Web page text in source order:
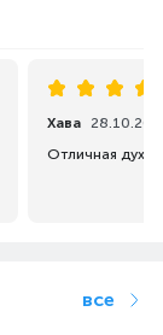
Хава
Отличная
все